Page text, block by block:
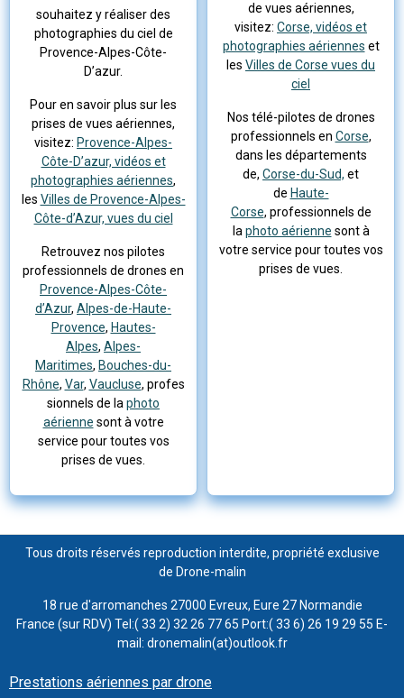
souhaitez y réaliser des
photographies du ciel de
Provence-Alpes-Côte-
D’azur.
Pour en savoir plus sur les
prises de vues aériennes,
visitez: Provence-Alpes-
Côte-D’azur, vidéos et
photographies aériennes,
les Villes de Provence-Alpes-
Côte-d’Azur, vues du ciel
Retrouvez nos pilotes
professionnels de drones en
Provence-Alpes-Côte-
d’Azur, Alpes-de-Haute-
Provence, Hautes-
Alpes, Alpes-
Maritimes, Bouches-du-
Rhône, Var, Vaucluse, profes
sionnels de la photo
aérienne sont à votre
service pour toutes vos
prises de vues.
de vues aériennes,
visitez: Corse, vidéos et
photographies aériennes et
les Villes de Corse vues du
ciel
Nos télé-pilotes de drones
professionnels en Corse,
dans les départements
de, Corse-du-Sud, et
de Haute-
Corse, professionnels de
la photo aérienne sont à
votre service pour toutes vos
prises de vues.
Tous droits réservés reproduction interdite, propriété exclusive
de Drone-malin
18 rue d'arromanches 27000 Evreux, Eure 27 Normandie
France (sur RDV) Tel:( 33 2) 32 26 77 65 Port:( 33 6) 26 19 29 55 E-
mail: dronemalin(at)outlook.fr
Prestations aériennes par drone